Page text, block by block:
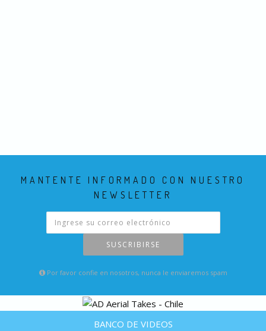
MANTENTE INFORMADO CON NUESTRO
NEWSLETTER
SUSCRIBIRSE
Por favor confie en nosotros, nunca le enviaremos spam
BANCO DE VIDEOS